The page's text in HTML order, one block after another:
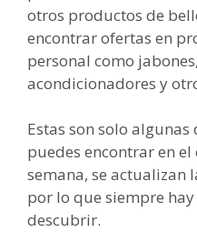
otros productos de
encontrar ofertas en
personal como
acondicionadores y
Estas son solo
puedes encontrar en el
semana, se actualizan
por lo que siempre
descubrir.